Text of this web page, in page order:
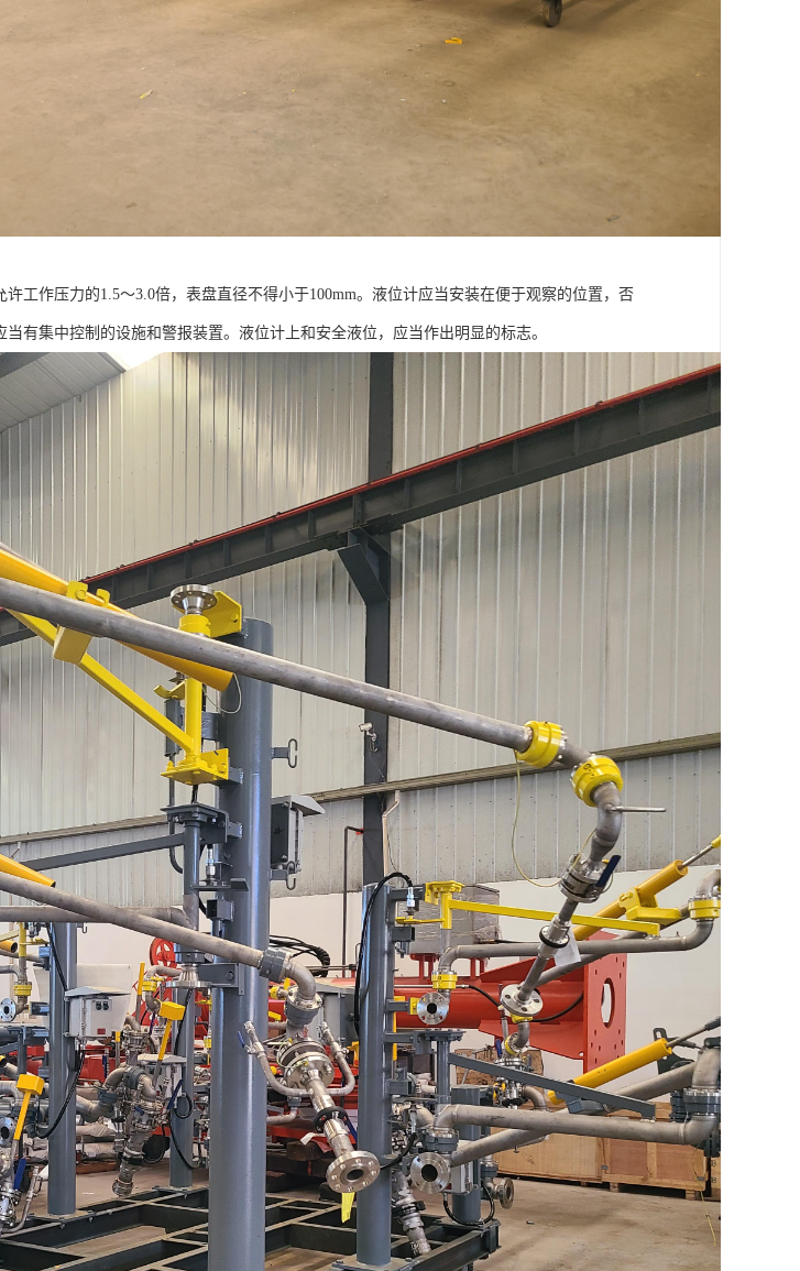
工作压力的1.5～3.0倍，表盘直径不得小于100mm。液位计应当安装在便于观察的位置，否
有集中控制的设施和警报装置。液位计上和安全液位，应当作出明显的标志。